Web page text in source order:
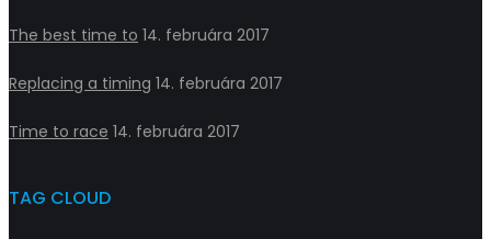
The best time to 14. februára 2017
Replacing a timing 14. februára 2017
Time to race 14. februára 2017
TAG CLOUD